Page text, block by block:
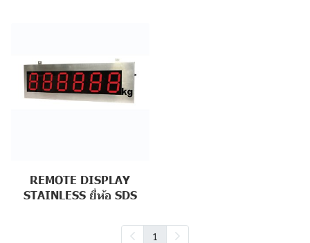
REMOTE DISPLAY
STAINLESS ยี่ห้อ SDS
1